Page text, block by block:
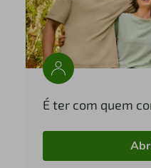
É ter com quem